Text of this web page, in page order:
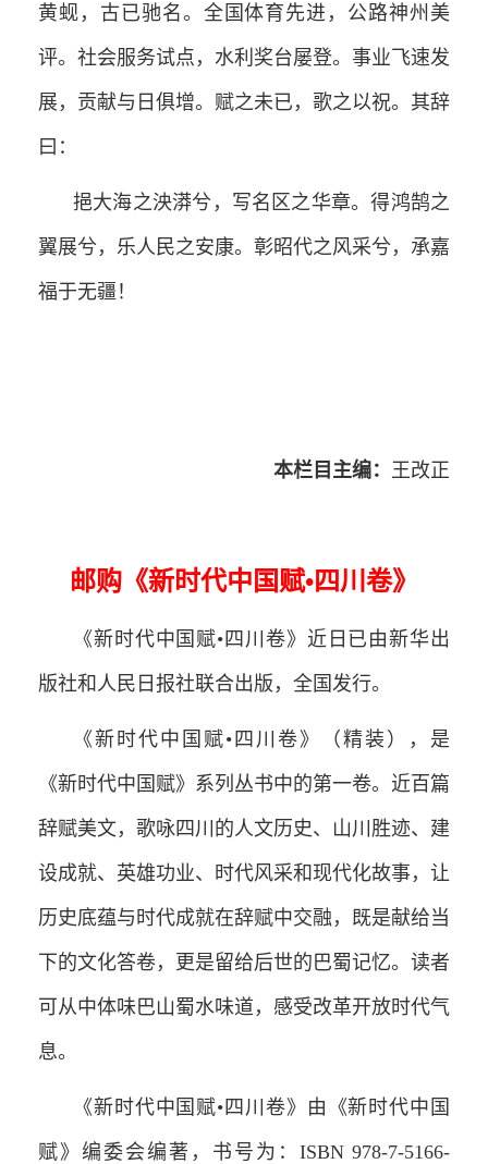
黄蚬，古已驰名。全国体育先进，公路神州美
评。社会服务试点，水利奖台屡登。事业飞速发
展，贡献与日俱增。赋之未已，歌之以祝。其辞
曰：
挹大海之泱漭兮，写名区之华章。得鸿鹄之
翼展兮，乐人民之安康。彰昭代之风采兮，承嘉
福于无疆！
本栏目主编： 王改正
邮购《新时代中国赋•四川卷》
《新时代中国赋•四川卷》近日已由新华出
版社和人民日报社联合出版，全国发行。
《新时代中国赋•四川卷》（精装），是
《新时代中国赋》系列丛书中的第一卷。近百篇
辞赋美文，歌咏四川的人文历史、山川胜迹、建
设成就、英雄功业、时代风采和现代化故事，让
历史底蕴与时代成就在辞赋中交融，既是献给当
下的文化答卷，更是留给后世的巴蜀记忆。读者
可从中体味巴山蜀水味道，感受改革开放时代气
息。
《新时代中国赋•四川卷》由《新时代中国
赋》编委会编著，书号为：ISBN 978-7-5166-